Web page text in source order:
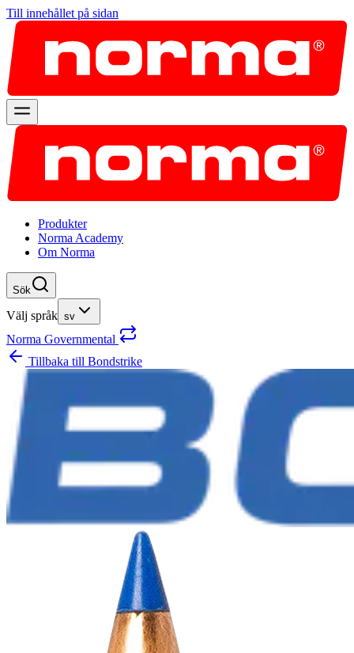
Till innehållet på sidan
Produkter
Norma Academy
Om Norma
Sök
Välj språk sv
Norma Governmental
Tillbaka till Bondstrike